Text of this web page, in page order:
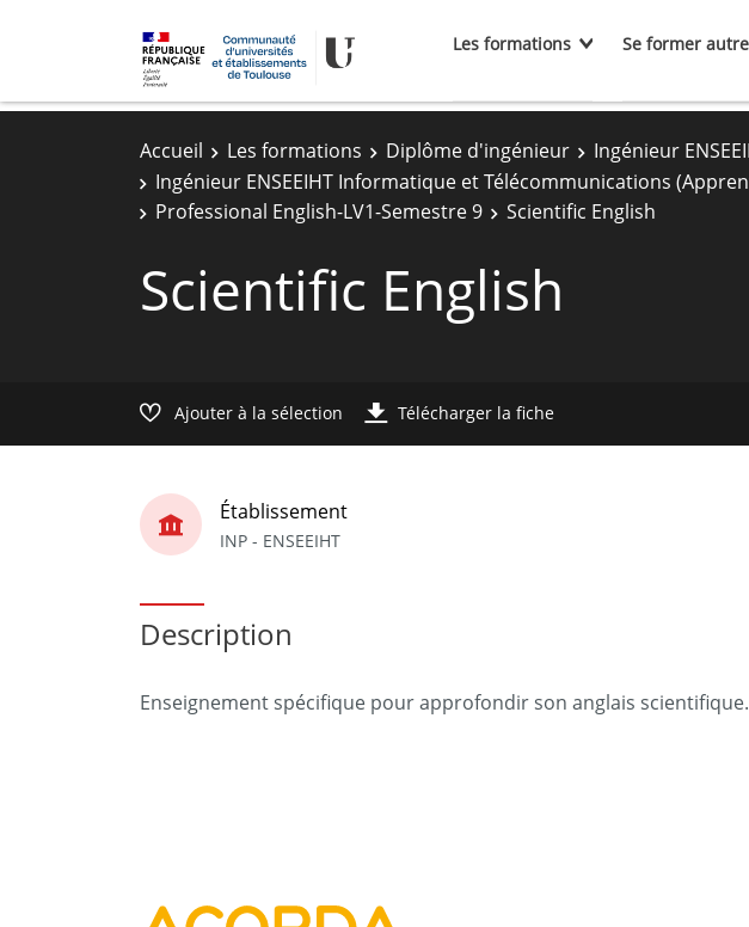
Les formations Se former
Accueil Les formations Diplôme d'ingénieur
Ingénieur
Ingénieur ENSEEIHT Informatique et Télécommunications
Professional English-LV1-Semestre 9
Scientific English
Scientific English
Ajouter à la sélection Télécharger la fiche
Établissement
INP - ENSEEIHT
Description
Enseignement spécifique pour approfondir son anglais scientifique.